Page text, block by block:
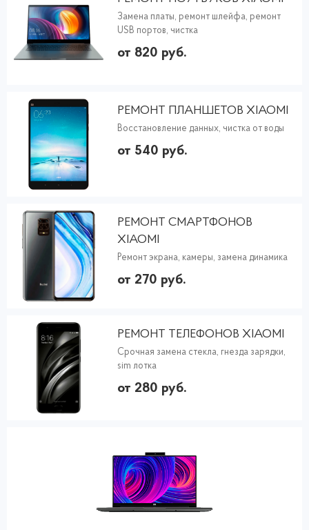
Замена платы, ремонт шлейфа, ремонт
USB портов, чистка
от 820 руб.
РЕМОНТ ПЛАНШЕТОВ XIAOMI
Восстановление данных, чистка от воды
от 540 руб.
РЕМОНТ СМАРТФОНОВ
XIAOMI
Ремонт экрана, камеры, замена динамика
от 270 руб.
РЕМОНТ ТЕЛЕФОНОВ XIAOMI
Срочная замена стекла, гнезда зарядки,
sim лотка
от 280 руб.